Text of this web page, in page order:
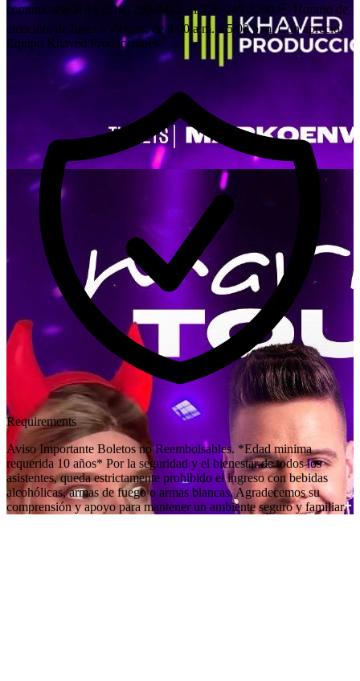
comunicarse al +1 (210) 290-7422 +1 726-249-3290 🕘 Horario de
atención: de lunes a viernes, de 9:00 a.m. a 5:00 p.m. Con aprecio,
Equipo Khaved Producciones
Requirements
Aviso Importante Boletos no Reembolsables. *Edad minima
requerida 10 años* Por la seguridad y el bienestar de todos los
asistentes, queda estrictamente prohibido el ingreso con bebidas
alcohólicas, armas de fuego o armas blancas. Agradecemos su
comprensión y apoyo para mantener un ambiente seguro y familiar.